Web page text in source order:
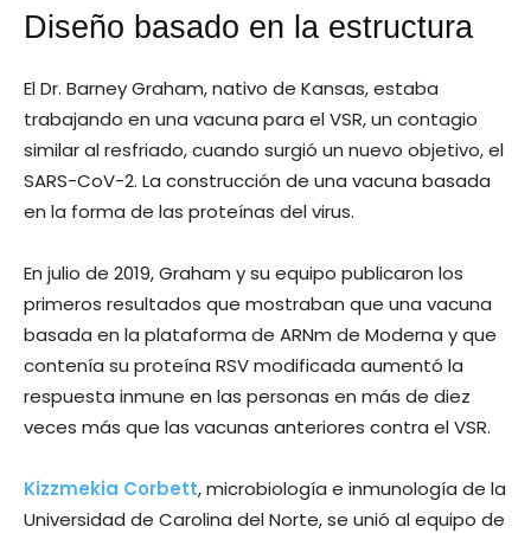
Diseño basado en la estructura
El Dr. Barney Graham, nativo de Kansas, estaba
trabajando en una vacuna para el VSR, un contagio
similar al resfriado, cuando surgió un nuevo objetivo, el
SARS-CoV-2. La construcción de una vacuna basada
en la forma de las proteínas del virus.
En julio de 2019, Graham y su equipo publicaron los
primeros resultados que mostraban que una vacuna
basada en la plataforma de ARNm de Moderna y que
contenía su proteína RSV modificada aumentó la
respuesta inmune en las personas en más de diez
veces más que las vacunas anteriores contra el VSR.
Kizzmekia Corbett, microbiología e inmunología de la
Universidad de Carolina del Norte, se unió al equipo de